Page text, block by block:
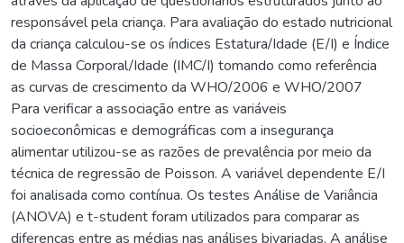
responsável pela criança. Para avaliação do estado nutricional
da criança calculou-se os índices Estatura/Idade (E/I) e Índice
de Massa Corporal/Idade (IMC/I) tomando como referência
as curvas de crescimento da WHO/2006 e WHO/2007
Para verificar a associação entre as variáveis
socioeconômicas e demográficas com a insegurança
alimentar utilizou-se as razões de prevalência por meio da
técnica de regressão de Poisson. A variável dependente E/I
foi analisada como contínua. Os testes Análise de Variância
(ANOVA) e t-student foram utilizados para comparar as
diferenças entre as médias nas análises bivariadas. A análise